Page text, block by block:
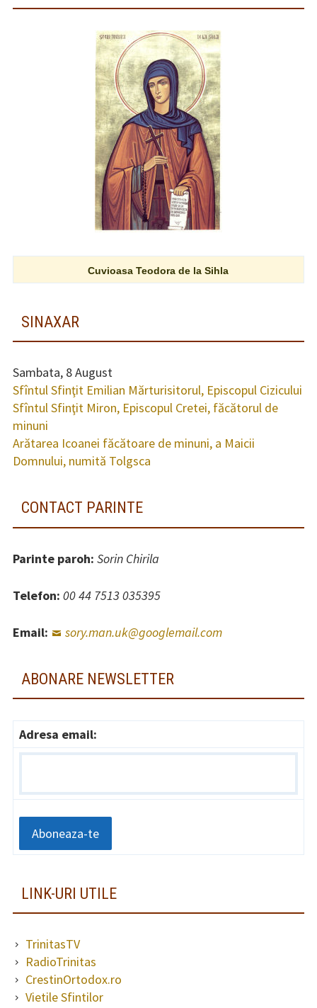
Cuvioasa Teodora de la Sihla
SINAXAR
Sambata, 8 August
Sfîntul Sfinţit Emilian Mărturisitorul, Episcopul Cizicului
Sfîntul Sfinţit Miron, Episcopul Cretei, făcătorul de
minuni
Arătarea Icoanei făcătoare de minuni, a Maicii
Domnului, numită Tolgsca
CONTACT PARINTE
Parinte paroh: Sorin Chirila
Telefon: 00 44 7513 035395
Email: sory.man.uk@googlemail.com
ABONARE NEWSLETTER
Adresa email:
LINK-URI UTILE
TrinitasTV
RadioTrinitas
CrestinOrtodox.ro
Vietile Sfintilor